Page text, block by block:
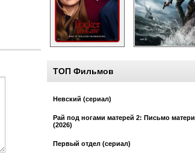
ТОП Фильмов
Невский (сериал)
Рай под ногами матерей 2: Письмо матери
(2026)
Первый отдел (сериал)